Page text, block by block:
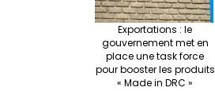
Exportations : le
gouvernement met en
place une task force
pour booster les produits
« Made in DRC »